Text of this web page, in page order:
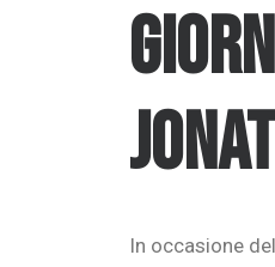
In occasione del